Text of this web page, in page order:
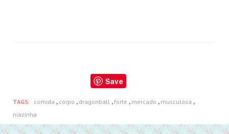
Save
TAGS: comida , corpo , dragonball ,forte , mercado , musculosa ,
niazinha